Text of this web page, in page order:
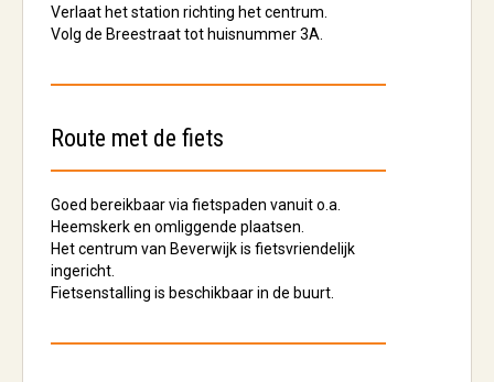
Verlaat het station richting het centrum.
Volg de Breestraattot huisnummer3A
Route met de fiets
Goed bereikbaar via fietspaden vanuit o.a.
Heemskerken omliggende plaatsen.
Het centrum van Beverwijk is fietsvriendelijk
ingericht.
Fietsenstalling is beschikbaar in de buurt.